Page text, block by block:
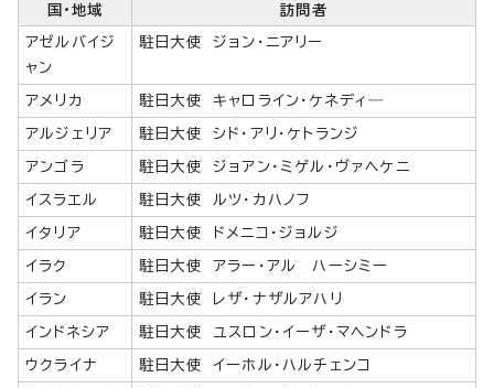
国・地域 訪問者
アゼルバイジ
ャン
駐日大使 ジョン・ニアリー
アメリカ 駐日大使 キャロライン・ケネディ―
アルジェリア 駐日大使 シド・アリ・ケトランジ
アンゴラ 駐日大使 ジョアン・ミゲル・ヴァヘケニ
イスラエル 駐日大使 ルツ・カハノフ
イタリア 駐日大使 ドメニコ・ジョルジ
イラク 駐日大使 アラー・アル ハーシミー
イラン 駐日大使 レザ・ナザルアハリ
インドネシア 駐日大使 ユスロン・イーザ・マヘンドラ
ウクライナ 駐日大使 イーホル・ハルチェンコ